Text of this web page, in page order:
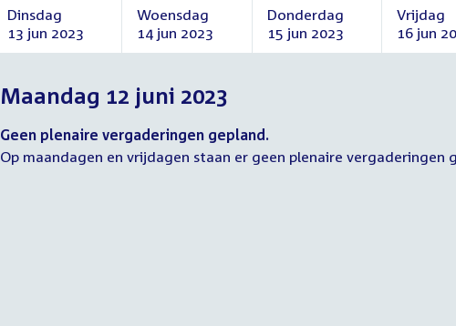
Dinsdag
13 jun 2023
Dinsdag
juni
2023
Woensdag
14 jun 2023
Woensdag
juni
2023
Donderdag
15 jun 2023
Donderdag
Vrijdag
16 jun
Vrijdag
Maandag 12 juni 2023
Geen plenaire vergaderingen gepland.
Op maandagen en vrijdagen staan er geen plenaire vergaderingen